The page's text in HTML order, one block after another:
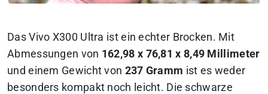
Das Vivo X300 Ultra ist ein echter Brocken. Mit
Abmessungen von 162,98 x 76,81 x 8,49 Millimeter
und einem Gewicht von 237 Gramm ist es weder
besonders kompakt noch leicht. Die schwarze